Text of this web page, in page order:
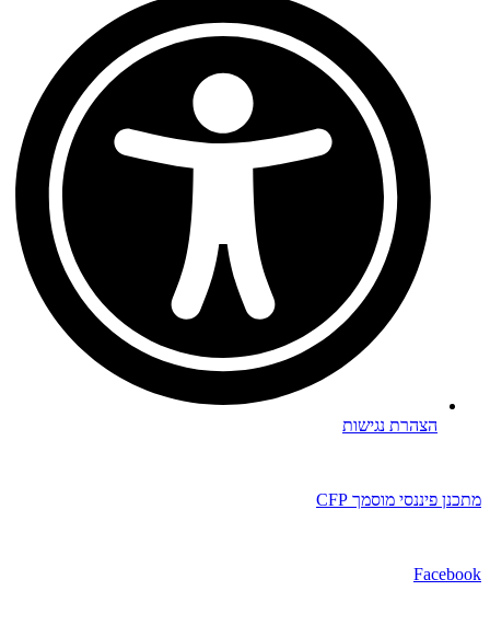
הצהרת נגישות
מתכנן פיננסי מוסמך CFP​
Facebook